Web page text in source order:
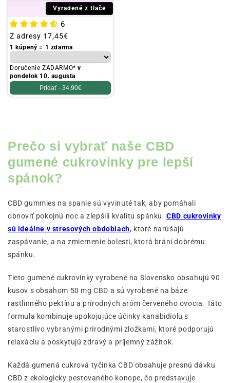
Vyradené z tlače
6
Obvyklá
cena
Z adresy 17,45€
1 kúpený = 1 zdarma
Doručenie ZADARMO*v
pondelok 10. augusta
Pridať - 34,90€
Prečo si vybrať naše CBD
gumené cukrovinky pre lepší
spánok?
CBD gummies na spanie sú vyvinuté tak, aby pomáhali
obnoviť pokojnú noc a zlepšili kvalitu spánku.CBD cukrovinky
sú ideálne v stresových obdobiach, ktoré narúšajú
zaspávanie, a na zmiernenie bolesti, ktorá bráni dobrému
spánku.
Tieto gumené cukrovinky vyrobené na Slovensko obsahujú 90
kusov s obsahom 50 mg CBD a sú vyrobené na báze
rastlinného pektínu a prírodných aróm červeného ovocia. Táto
formula kombinuje upokojujúce účinky kanabidiolu s
starostlivo vybranými prírodnými zložkami, ktoré podporujú
relaxáciu a poskytujú zdravý a príjemný zážitok.
Každá gumená cukrová tyčinka CBD obsahuje presnú dávku
CBD z ekologicky pestovaného konope, čo predstavuje